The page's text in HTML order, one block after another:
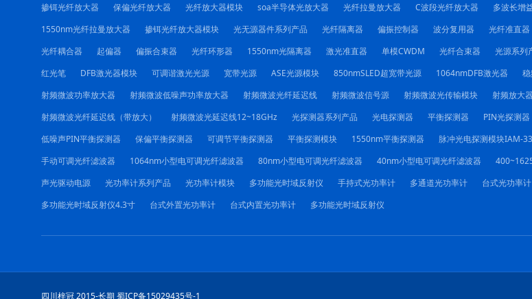
掺铒光纤放大器
保偏光纤放大器 光纤放大器模块 soa半导体光放大器 光纤拉曼放大器 C波段光纤放大器 多波长增
1550nm光纤拉曼放大器
掺铒光纤放大器模块 光无源器件系列产品 光纤隔离器 偏振控制器 波分复用器 光纤准直器
光纤耦合器
起偏器 偏振合束器 光纤环形器 1550nm光隔离器 激光准直器 单模CWDM 光纤合束器 光源系列
红光笔
DFB激光器模块 可调谐激光光源 宽带光源 ASE光源模块 850nmSLED超宽带光源 1064nmDFB激光器
射频微波功率放大器
射频微波低噪声功率放大器 射频微波光纤延迟线 射频微波信号源 射频微波光传输模块 射频放大
射频微波光纤延迟线（带放大）
射频微波光延迟线12~18GHz 光探测器系列产品 光电探测器 平衡探测器 PIN光探测器
低噪声PIN平衡探测器
保偏平衡探测器 可调节平衡探测器 平衡探测模块 1550nm平衡探测器 脉冲光电探测模块IAM-
手动可调光纤滤波器
1064nm小型电可调光纤滤波器 80nm小型电可调光纤滤波器 40nm小型电可调光纤滤波器
声光驱动电源
光功率计系列产品 光功率计模块 多功能光时域反射仪 手持式光功率计 多通道光功率计 台式光功率计
多功能光时域反射仪4.3寸
台式外置光功率计 台式内置光功率计 多功能光时域反射仪
四川梓冠 2015-长期 蜀ICP备15029435号-1